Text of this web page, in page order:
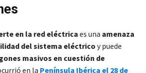
en la red eléctrica es una amenaza
del sistema eléctrico y puede
masivos en cuestión de
en la Península Ibérica el 28 de